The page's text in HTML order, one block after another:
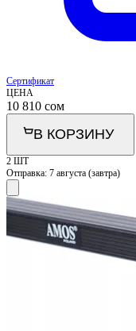
Сертификат
ЦЕНА
10 810 сом
В КОРЗИНУ
2 ШТ
Отправка: 7 августа (завтра)